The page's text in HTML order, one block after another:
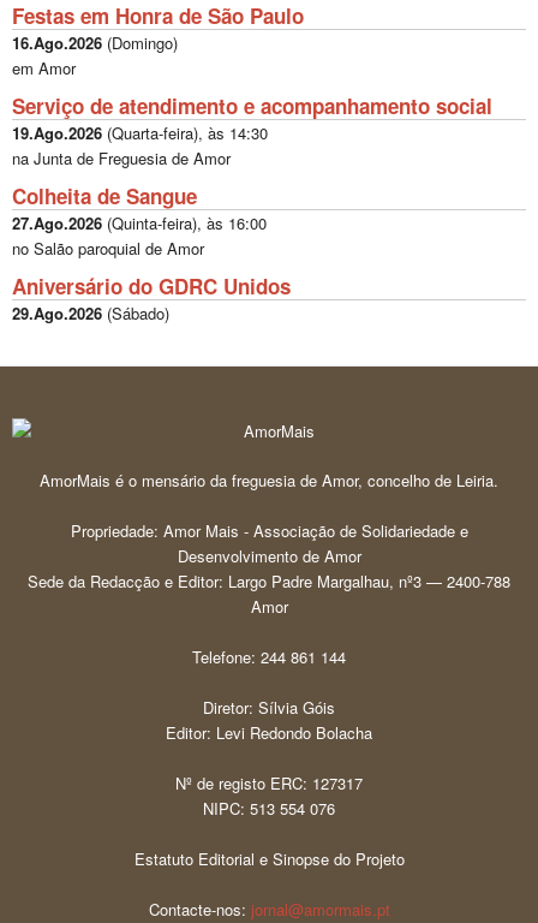
Festas em Honra de São Paulo
16.Ago.2026 (Domingo)
em Amor
Serviço de atendimento e acompanhamento social
19.Ago.2026 (Quarta-feira), às 14:30
na Junta de Freguesia de Amor
Colheita de Sangue
27.Ago.2026 (Quinta-feira), às 16:00
no Salão paroquial de Amor
Aniversário do GDRC Unidos
29.Ago.2026 (Sábado)
AmorMais é o mensário da freguesia de Amor, concelho de Leiria.
Propriedade: Amor Mais - Associação de Solidariedade e
Desenvolvimento de Amor
Sede da Redacção e Editor: Largo Padre Margalhau, nº3 — 2400-788
Amor
Telefone: 244 861 144
Diretor: Sílvia Góis
Editor: Levi Redondo Bolacha
Nº de registo ERC: 127317
NIPC: 513 554 076
Estatuto Editorial e Sinopse do Projeto
Contacte-nos: jornal@amormais.pt